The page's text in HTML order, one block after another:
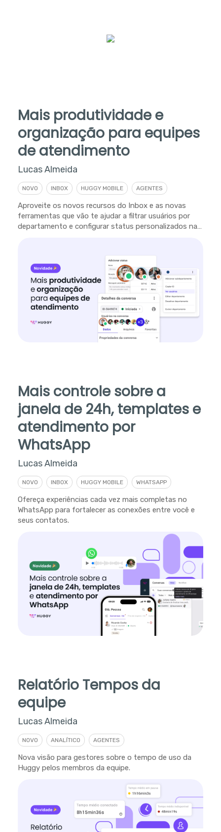
Mais produtividade e
organização para equipes
de atendimento
Lucas Almeida
NOVO INBOX HUGGY MOBILE AGENTES
Aproveite os novos recursos do Inbox e as novas
ferramentas que vão te ajudar a filtrar usuários por
departamento e configurar status personalizados na
Mais controle sobre a
janela de 24h, templates e
atendimento por
WhatsApp
Lucas Almeida
NOVO INBOX HUGGY MOBILE WHATSAPP
Ofereça experiências cada vez mais completas no
WhatsApp para fortalecer as conexões entre você e
seus contatos.
Relatório Tempos da
equipe
Lucas Almeida
NOVO ANALÍTICO AGENTES
Nova visão para gestores sobre o tempo de uso da
Huggy pelos membros da equipe.